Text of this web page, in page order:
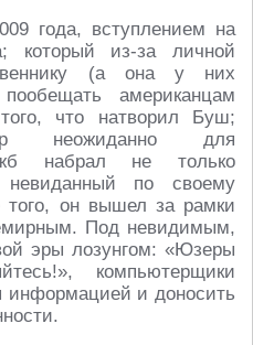
года, вступлением на
который из-за личной
(а она у них
американцам
что натворил Буш;
неожиданно для
набрал не только
по своему
того, он вышел за рамки
Под невидимым,
эры лозунгом: «Юзеры
компьютерщики
информацией и доносить